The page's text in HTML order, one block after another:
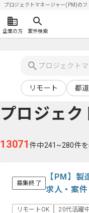
プロジェクトマネージャー(PM)の
企業の方 案件検索
リモート 都
プロジェ
13071 件中241~280件
募集終了
【PM】製
求人・案件
リモートOK 20代活躍